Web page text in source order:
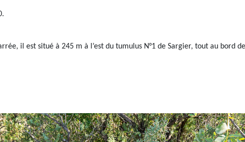
il est situé à 245 m à l’est du tumulus N°1 de Sargier, tout au bord